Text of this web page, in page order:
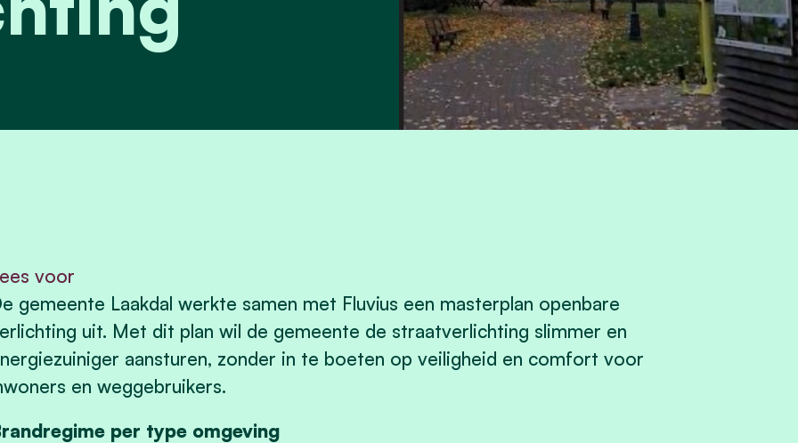
voor
gemeente Laakdal werkte samen met Fluvius een masterplan openbare
uit. Met dit plan wil de gemeente de straatverlichting slimmer en
aansturen, zonder in te boeten op veiligheid en comfort voor
en weggebruikers.
per type omgeving